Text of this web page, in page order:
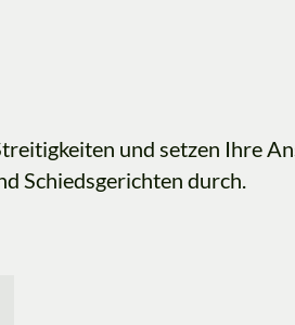
und setzen Ihre
Schiedsgerichten durch.